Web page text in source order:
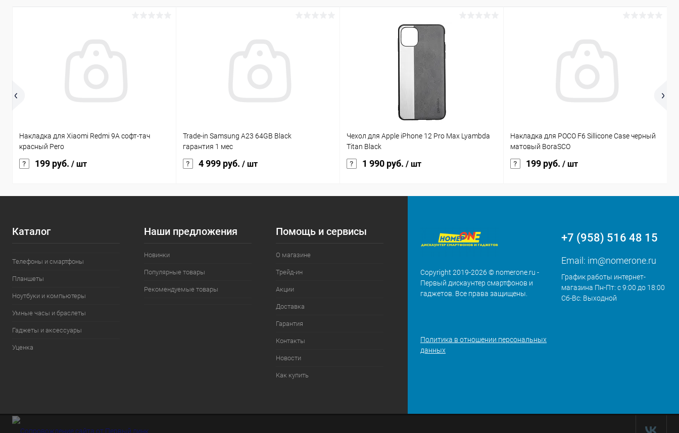
Накладка для Xiaomi Redmi 9A софт-тач
красный Pero
199 руб. / шт
Trade-in Samsung A23 64GB Black
гарантия 1 мес
4 999 руб. / шт
Чехол для Apple iPhone 12 Pro Max Lyambda
Titan Black
1 990 руб. / шт
Накладка для POCO F6 Sillicone Case черный
матовый BoraSCO
199 руб. / шт
Каталог
Телефоны и смартфоны
Планшеты
Ноутбуки и компьютеры
Умные часы и браслеты
Гаджеты и аксессуары
Уценка
Наши предложения
Новинки
Популярные товары
Рекомендуемые товары
Помощь и сервисы
О магазине
Трейд-ин
Акции
Доставка
Гарантия
Контакты
Новости
Как купить
Copyright 2019-2026 © nomerone.ru -
Первый дискаунтер смартфонов и
гаджетов. Все права защищены.
Политика в отношении персональных
данных
+7 (958) 516 48 15
Email: im@nomerone.ru
График работы интернет-
магазина Пн-Пт: с 9:00 до 18:00
Сб-Вс: Выходной